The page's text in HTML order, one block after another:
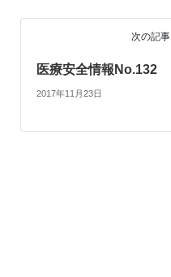
次の記事
医療安全情報No.132
2017年11月23日